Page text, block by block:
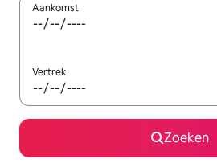
Aankomst
Vertrek
Zoeken